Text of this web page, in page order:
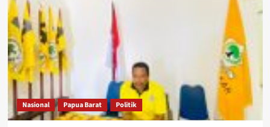
Nasional Papua Barat Politik